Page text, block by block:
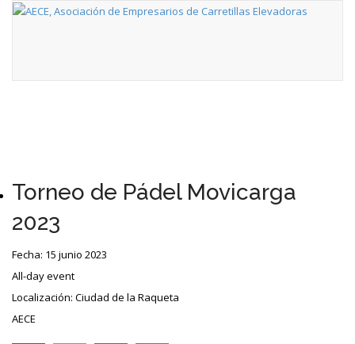
Torneo de Pádel Movicarga
2023
Fecha: 15 junio 2023
All-day event
Localización: Ciudad de la Raqueta
AECE